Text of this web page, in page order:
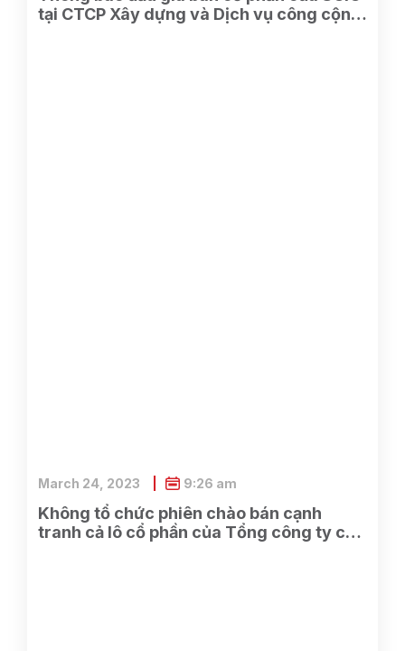
tại CTCP Xây dựng và Dịch vụ công cộng
Không tổ chức phiên chào bán cạnh
tranh cả lô cổ phần của Tổng công ty cổ
March 24, 2023 9:26 am